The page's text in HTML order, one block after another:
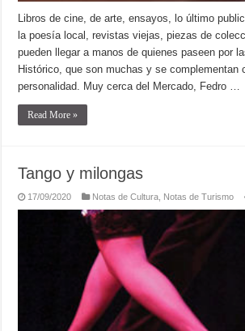
Libros de cine, de arte, ensayos, lo último
la poesía local, revistas viejas, piezas de
pueden llegar a manos de quienes paseen por
Histórico, que son muchas y se complementan
personalidad. Muy cerca del Mercado, Fedro …
Read More »
Tango y milongas
17/09/2020 Notas de Cultura Notas de Turismo